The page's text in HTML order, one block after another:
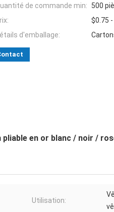
de commande min:
500
$0.75
d'emballage:
en or blanc / noir /
Utilisation: